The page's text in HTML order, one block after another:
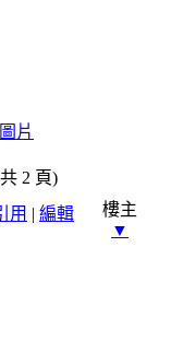
片
2 頁)
用 | 編輯
樓主
▼